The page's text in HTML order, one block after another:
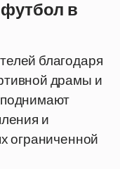
в
благодаря
драмы и
и
ограниченной